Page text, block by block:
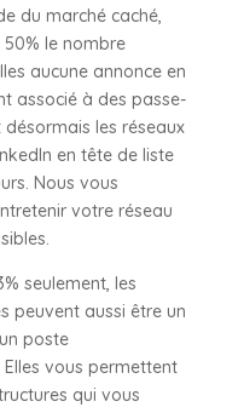
du marché caché,
50% le nombre
aucune annonce en
associé à des passe-
les réseaux
en tête de liste
Nous vous
votre réseau
seulement, les
peuvent aussi être un
poste
vous permettent
qui vous